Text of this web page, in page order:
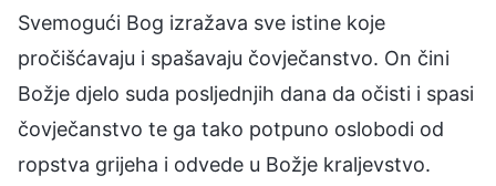
Svemogući Bog izražava sve istine koje
pročišćavaju i spašavaju čovječanstvo. On čini
Božje djelo suda posljednjih dana da očisti i spasi
čovječanstvo te ga tako potpuno oslobodi od
ropstva grijeha i odvede u Božje kraljevstvo.